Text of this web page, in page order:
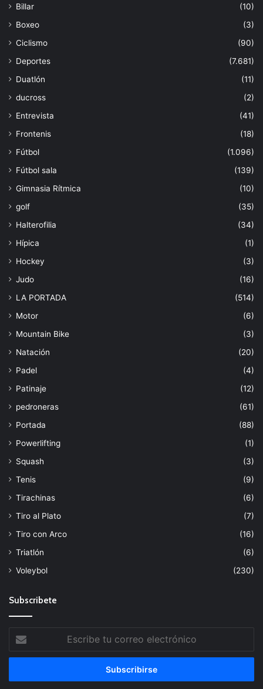
Billar
(10)
Boxeo
(3)
Ciclismo
(90)
Deportes
(7.681)
Duatlón
(11)
ducross
(2)
Entrevista
(41)
Frontenis
(18)
Fútbol
(1.096)
Fútbol sala
(139)
Gimnasia Rítmica
(10)
golf
(35)
Halterofilia
(34)
Hípica
(1)
Hockey
(3)
Judo
(16)
LA PORTADA
(514)
Motor
(6)
Mountain Bike
(3)
Natación
(20)
Padel
(4)
Patinaje
(12)
pedroneras
(61)
Portada
(88)
Powerlifting
(1)
Squash
(3)
Tenis
(9)
Tirachinas
(6)
Tiro al Plato
(7)
Tiro con Arco
(16)
Triatlón
(6)
Voleybol
(230)
Subscribete
Escribe
tu
correo